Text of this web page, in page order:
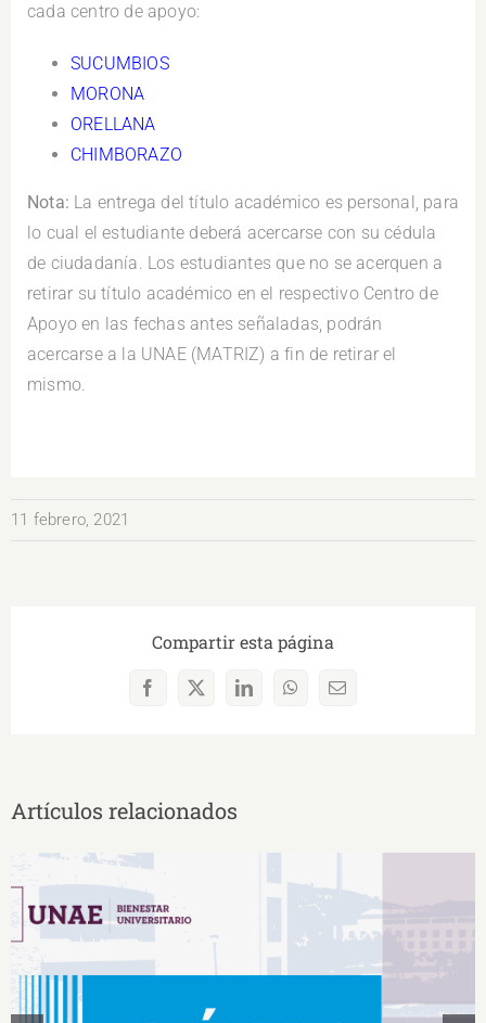
cada centro de apoyo:
SUCUMBIOS
MORONA
ORELLANA
CHIMBORAZO
Nota: La entrega del título académico es personal, para
lo cual el estudiante deberá acercarse con su cédula
de ciudadanía. Los estudiantes que no se acerquen a
retirar su título académico en el respectivo Centro de
Apoyo en las fechas antes señaladas, podrán
acercarse a la UNAE (MATRIZ) a fin de retirar el
mismo.
11 febrero, 2021
Compartir esta página
Facebook
X LinkedInWhatsAppCorreo
Artículos relacionados